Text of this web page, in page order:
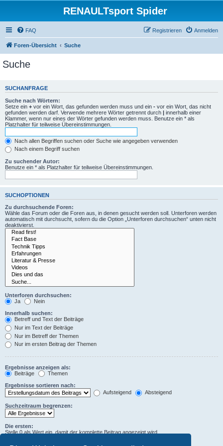
RENAULTsport Spider
FAQ Anmelden
Registrieren
Foren-Übersicht Suche
Suche
SUCHANFRAGE
Suche nach Wörtern:
Setze ein + vor ein Wort, das gefunden werden muss und ein - vor ein Wort, das nicht
gefunden werden darf. Verwende mehrere Wörter getrennt durch | innerhalb einer
Klammer, wenn nur eines der Wörter gefunden werden muss. Benutze ein * als
Platzhalter für teilweise Übereinstimmungen.
Nach allen Begriffen suchen oder Suche wie angegeben verwenden
Nach einem Begriff suchen
Zu suchender Autor:
Benutze ein * als Platzhalter für teilweise Übereinstimmungen.
SUCHOPTIONEN
Zu durchsuchende Foren:
Wähle das Forum oder die Foren aus, in denen gesucht werden soll. Unterforen werden
automatisch mit durchsucht, sofern du die Option „Unterforen durchsuchen“ unten nicht
deaktivierst.
Unterforen durchsuchen:
Ja
Nein
Innerhalb suchen:
Betreff und Text der Beiträge
Nur im Text der Beiträge
Nur im Betreff der Themen
Nur im ersten Beitrag der Themen
Ergebnisse anzeigen als:
Beiträge
Themen
Ergebnisse sortieren nach:
Aufsteigend
Absteigend
Suchzeitraum begrenzen:
Die ersten:
Stelle 0 als Wert ein, damit der komplette Beitrag angezeigt wird.